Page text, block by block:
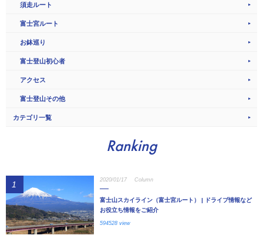
須走ルート
富士宮ルート
お鉢巡り
富士登山初心者
アクセス
富士登山その他
カテゴリ一覧
Ranking
1 2020/01/17 Column
富士山スカイライン（富士宮ルート） | ドライブ情報など
お役立ち情報をご紹介
594528 view